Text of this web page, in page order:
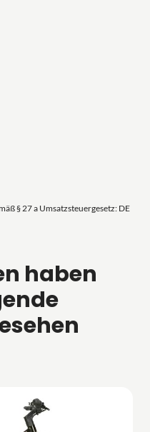
§ 27 a Umsatzsteuergesetz: DE
haben